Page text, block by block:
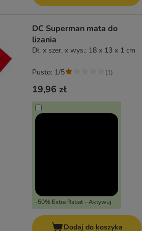
DC Superman mata do
lizania
Dł. x szer. x wys.: 18 x 13 x 1 cm
19,96 zł
-50% Extra Rabat - Aktywuj
Pusto: 1/5 (1)
Dodaj do koszyka